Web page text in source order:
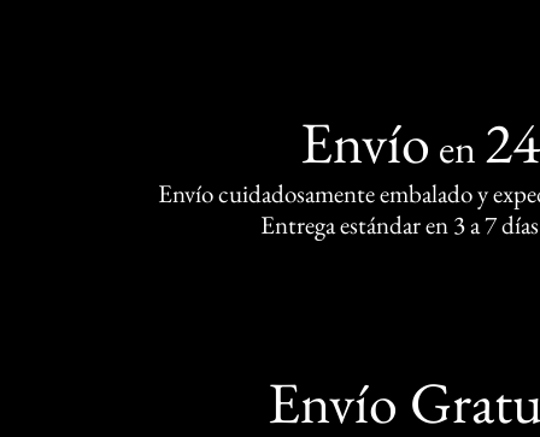
Envío en
Envío cuidadosamente embalado y
Entrega estándar en 3 a 7
Envío